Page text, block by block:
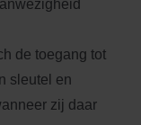
de toegang tot
sleutel en
zij daar